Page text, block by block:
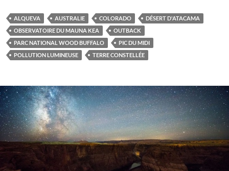
ALQUEVA AUSTRALIE COLORADO
DÉSERT D'ATACAMA
OBSERVATOIRE DU MAUNA KEA
OUTBACK
PARC NATIONAL WOOD BUFFALO
PIC DU MIDI
POLLUTION LUMINEUSE
TERRE CONSTELLÉE